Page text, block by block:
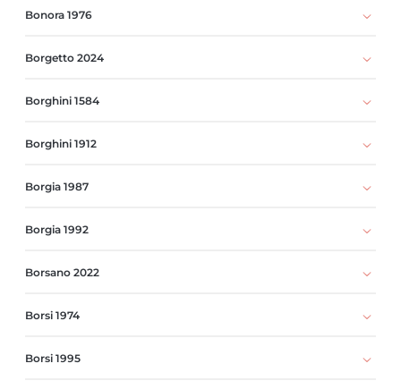
Bonora 1976
Borgetto 2024
Borghini 1584
Borghini 1912
Borgia 1987
Borgia 1992
Borsano 2022
Borsi 1974
Borsi 1995